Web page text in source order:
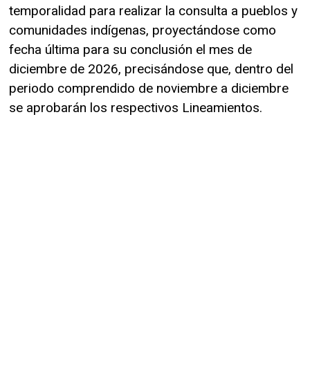
temporalidad para realizar la consulta a pueblos y
comunidades indígenas, proyectándose como
fecha última para su conclusión el mes de
diciembre de 2026, precisándose que, dentro del
periodo comprendido de noviembre a diciembre
se aprobarán los respectivos Lineamientos.